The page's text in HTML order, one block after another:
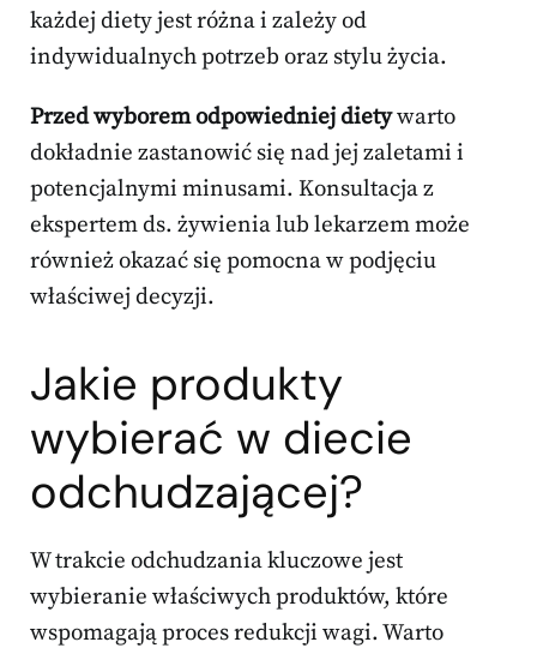
każdej diety jest różna i zależy od
indywidualnych potrzeb oraz stylu życia.
Przed wyborem odpowiedniej dietywarto
dokładnie zastanowić się nad jej zaletami i
potencjalnymi minusami. Konsultacja z
ekspertem ds. żywienia lub lekarzem może
również okazać się pomocna w podjęciu
właściwej decyzji.
Jakie produkty
wybierać w diecie
odchudzającej?
W trakcie odchudzania kluczowe jest
wybieranie właściwych produktów, które
wspomagają proces redukcji wagi. Warto